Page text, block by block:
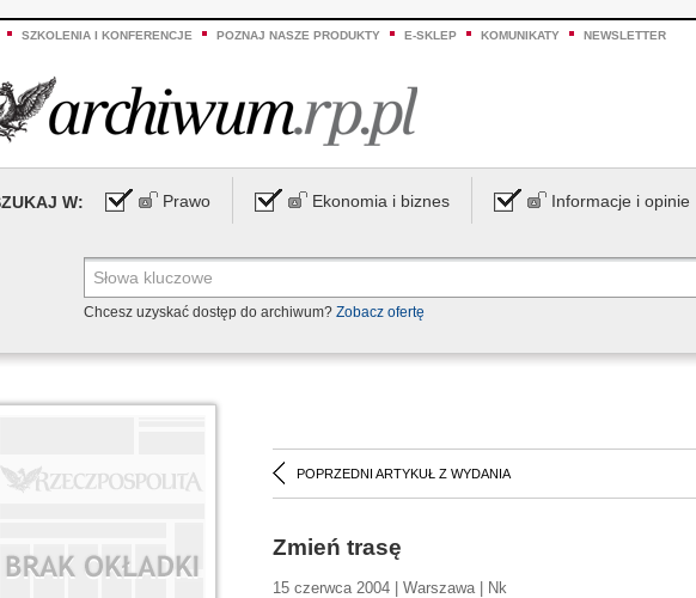
SZKOLENIA I KONFERENCJE POZNAJ NASZE PRODUKTY E-SKLEP KOMUNIKATY NEWSLETTER
W: Prawo Ekonomia i biznes Informacje i opinie
Chcesz uzyskać dostęp do archiwum? Zobacz ofertę
POPRZEDNI ARTYKUŁ Z WYDANIA
Zmień trasę
15 czerwca 2004 | Warszawa | Nk